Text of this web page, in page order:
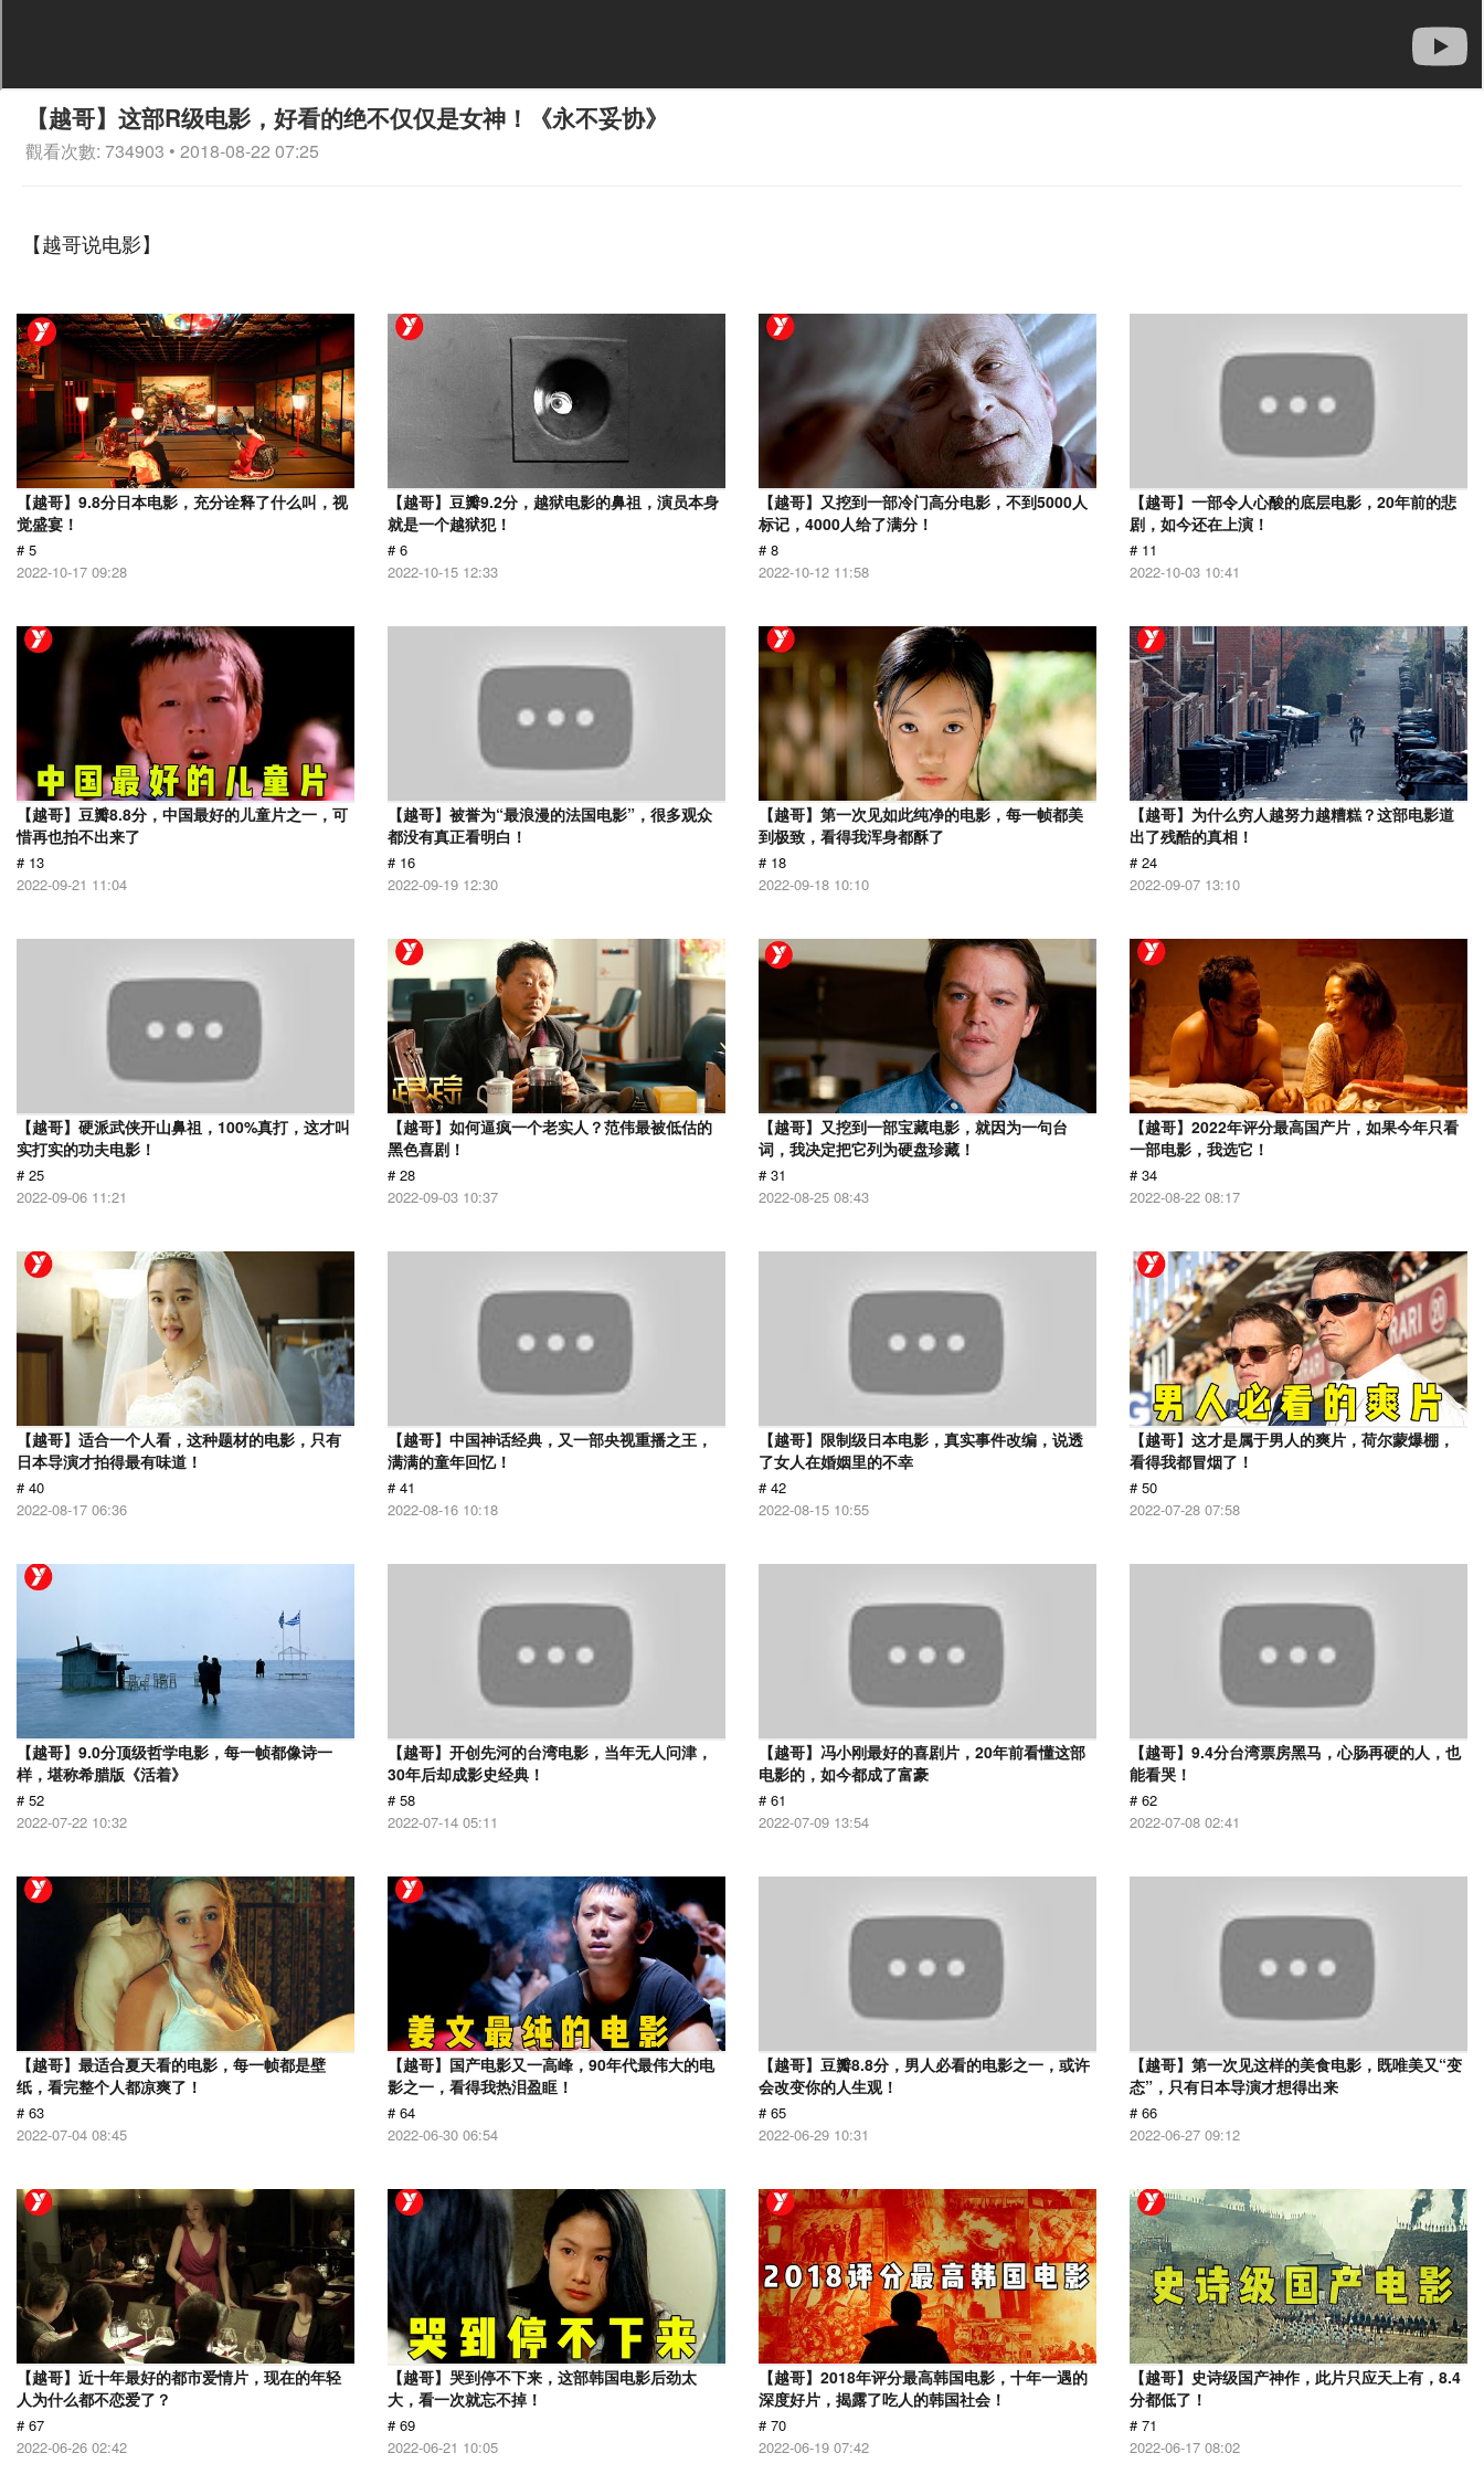
【越哥】这部R级电影，好看的绝不仅仅是女神！《永不妥协》
觀看次數: 734903 • 2018-08-22 07:25
【越哥说电影】
【越哥】9.8分日本电影，充分诠释了什么叫，视
觉盛宴！
# 5
2022-10-17 09:28
【越哥】豆瓣9.2分，越狱电影的鼻祖，演员本身
就是一个越狱犯！
# 6
2022-10-15 12:33
【越哥】又挖到一部冷门高分电影，不到5000人
标记，4000人给了满分！
# 8
2022-10-12 11:58
【越哥】一部令人心酸的底层电影，20年前的悲
剧，如今还在上演！
# 11
2022-10-03 10:41
【越哥】豆瓣8.8分，中国最好的儿童片之一，可
惜再也拍不出来了
# 13
2022-09-21 11:04
【越哥】被誉为“最浪漫的法国电影”，很多观众
都没有真正看明白！
# 16
2022-09-19 12:30
【越哥】第一次见如此纯净的电影，每一帧都美
到极致，看得我浑身都酥了
# 18
2022-09-18 10:10
【越哥】为什么穷人越努力越糟糕？这部电影道
出了残酷的真相！
# 24
2022-09-07 13:10
【越哥】硬派武侠开山鼻祖，100%真打，这才叫
实打实的功夫电影！
# 25
2022-09-06 11:21
【越哥】如何逼疯一个老实人？范伟最被低估的
黑色喜剧！
# 28
2022-09-03 10:37
【越哥】又挖到一部宝藏电影，就因为一句台
词，我决定把它列为硬盘珍藏！
# 31
2022-08-25 08:43
【越哥】2022年评分最高国产片，如果今年只看
一部电影，我选它！
# 34
2022-08-22 08:17
【越哥】适合一个人看，这种题材的电影，只有
日本导演才拍得最有味道！
# 40
2022-08-17 06:36
【越哥】中国神话经典，又一部央视重播之王，
满满的童年回忆！
# 41
2022-08-16 10:18
【越哥】限制级日本电影，真实事件改编，说透
了女人在婚姻里的不幸
# 42
2022-08-15 10:55
【越哥】这才是属于男人的爽片，荷尔蒙爆棚，
看得我都冒烟了！
# 50
2022-07-28 07:58
【越哥】9.0分顶级哲学电影，每一帧都像诗一
样，堪称希腊版《活着》
# 52
2022-07-22 10:32
【越哥】开创先河的台湾电影，当年无人问津，
30年后却成影史经典！
# 58
2022-07-14 05:11
【越哥】冯小刚最好的喜剧片，20年前看懂这部
电影的，如今都成了富豪
# 61
2022-07-09 13:54
【越哥】9.4分台湾票房黑马，心肠再硬的人，也
能看哭！
# 62
2022-07-08 02:41
【越哥】最适合夏天看的电影，每一帧都是壁
纸，看完整个人都凉爽了！
# 63
2022-07-04 08:45
【越哥】国产电影又一高峰，90年代最伟大的电
影之一，看得我热泪盈眶！
# 64
2022-06-30 06:54
【越哥】豆瓣8.8分，男人必看的电影之一，或许
会改变你的人生观！
# 65
2022-06-29 10:31
【越哥】第一次见这样的美食电影，既唯美又“变
态”，只有日本导演才想得出来
# 66
2022-06-27 09:12
【越哥】近十年最好的都市爱情片，现在的年轻
人为什么都不恋爱了？
# 67
2022-06-26 02:42
【越哥】哭到停不下来，这部韩国电影后劲太
大，看一次就忘不掉！
# 69
2022-06-21 10:05
【越哥】2018年评分最高韩国电影，十年一遇的
深度好片，揭露了吃人的韩国社会！
# 70
2022-06-19 07:42
【越哥】史诗级国产神作，此片只应天上有，8.4
分都低了！
# 71
2022-06-17 08:02